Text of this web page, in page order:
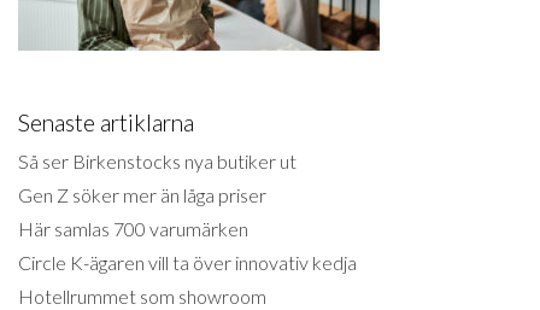
Senaste artiklarna
Så ser Birkenstocks nya butiker ut
Gen Z söker mer än låga priser
Här samlas 700 varumärken
Circle K-ägaren vill ta över innovativ kedja
Hotellrummet som showroom